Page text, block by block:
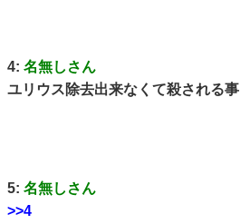
4: 名無しさん
ユリウス除去出来なくて殺される事
5: 名無しさん
>>4